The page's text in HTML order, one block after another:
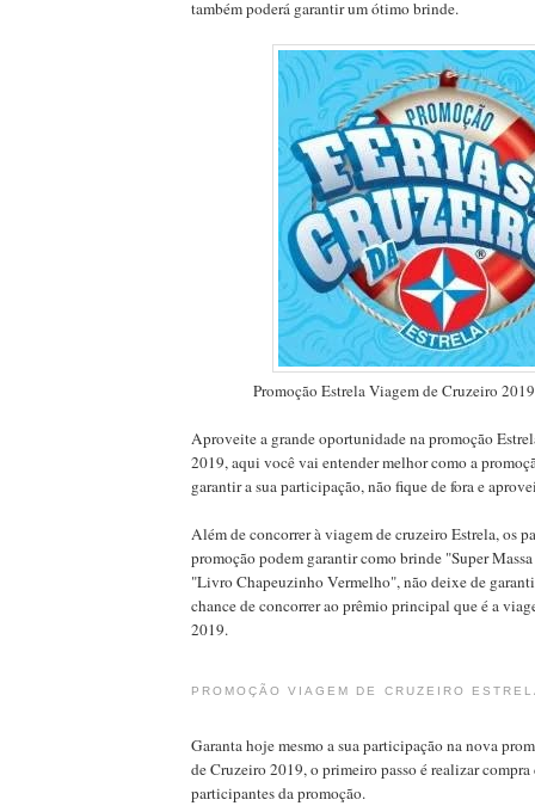
também poderá garantir um ótimo brinde.
Promoção Estrela Viagem de Cruzeiro
Aproveite a grande oportunidade na promoção
2019, aqui você vai entender melhor como a
garantir a sua participação, não fique de fora e
Além de concorrer à viagem de cruzeiro Estrela, os
promoção podem garantir como brinde "Super
"Livro Chapeuzinho Vermelho", não deixe de
chance de concorrer ao prêmio principal que é a
2019.
PROMOÇÃO VIAGEM DE CRUZEIRO
Garanta hoje mesmo a sua participação na nova
de Cruzeiro 2019, o primeiro passo é realizar
participantes da promoção.